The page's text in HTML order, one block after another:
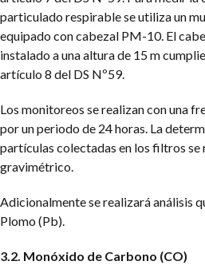
particulado respirable se utiliza un
equipado con cabezal PM-10. El
instalado a una altura de 15 m
artículo 8 del DS Nº59.
Los monitoreos se realizan con una
por un periodo de 24 horas. La
partículas colectadas en los filtros se
gravimétrico.
Adicionalmente se realizará análisis
Plomo (Pb).
3.2. Monóxido de Carbono (CO)